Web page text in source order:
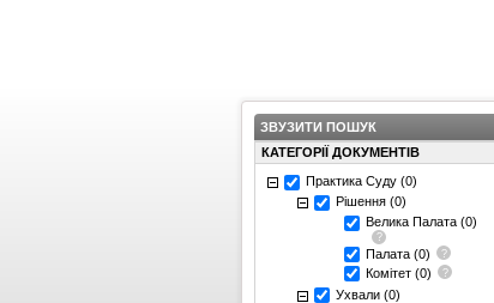
ЗВУЗИТИ ПОШУК
КАТЕГОРІЇ ДОКУМЕНТІВ
Практика Суду (0)
Рішення (0)
Велика Палата (0)
Палата (0)
Комітет (0)
Ухвали (0)